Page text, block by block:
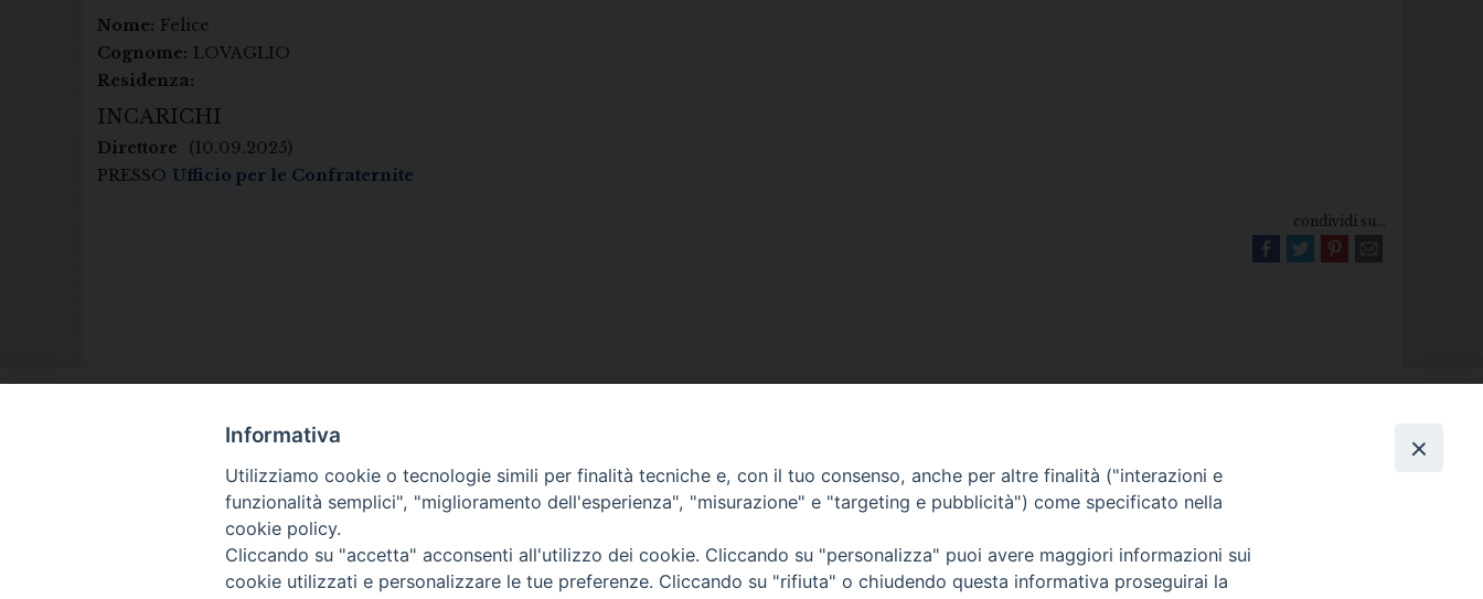
Nome: Felice
Cognome: LOVAGLIO
Residenza:
INCARICHI
Direttore
(10.09.2025)
PRESSO Ufficio per le Confraternite
condividi su...
• Largo Duomo, 12 - 85025 MELFI (PZ) • Tel. 0972238604
PEC ufficiale della Diocesi: diocesi.melfi_rapolla_venosa@legalmail.it
Informativa
Utilizziamo cookie o tecnologie simili per finalità tecniche e, con il tuo consenso, anche per altre finalità ("interazioni e
funzionalità semplici", "miglioramento dell'esperienza", "misurazione" e "targeting e pubblicità") come specificato nella
cookie policy.
Cliccando su "accetta" acconsenti all'utilizzo dei cookie. Cliccando su "personalizza" puoi avere maggiori informazioni sui
cookie utilizzati e personalizzare le tue preferenze. Cliccando su "rifiuta" o chiudendo questa informativa proseguirai la